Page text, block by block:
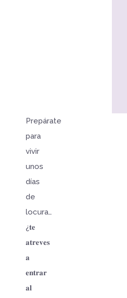
Prepárate
para
vivir
unos
días
de
locura…
¿𝐭𝐞
𝐚𝐭𝐫𝐞𝐯𝐞𝐬
𝐚
𝐞𝐧𝐭𝐫𝐚𝐫
𝐚𝐥